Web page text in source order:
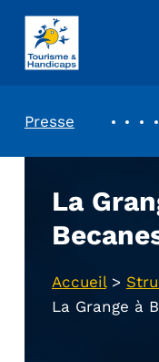
ASSOCIATION TOURISME ET HANDICAPS
Presse
La
Accueil>
La Grange à